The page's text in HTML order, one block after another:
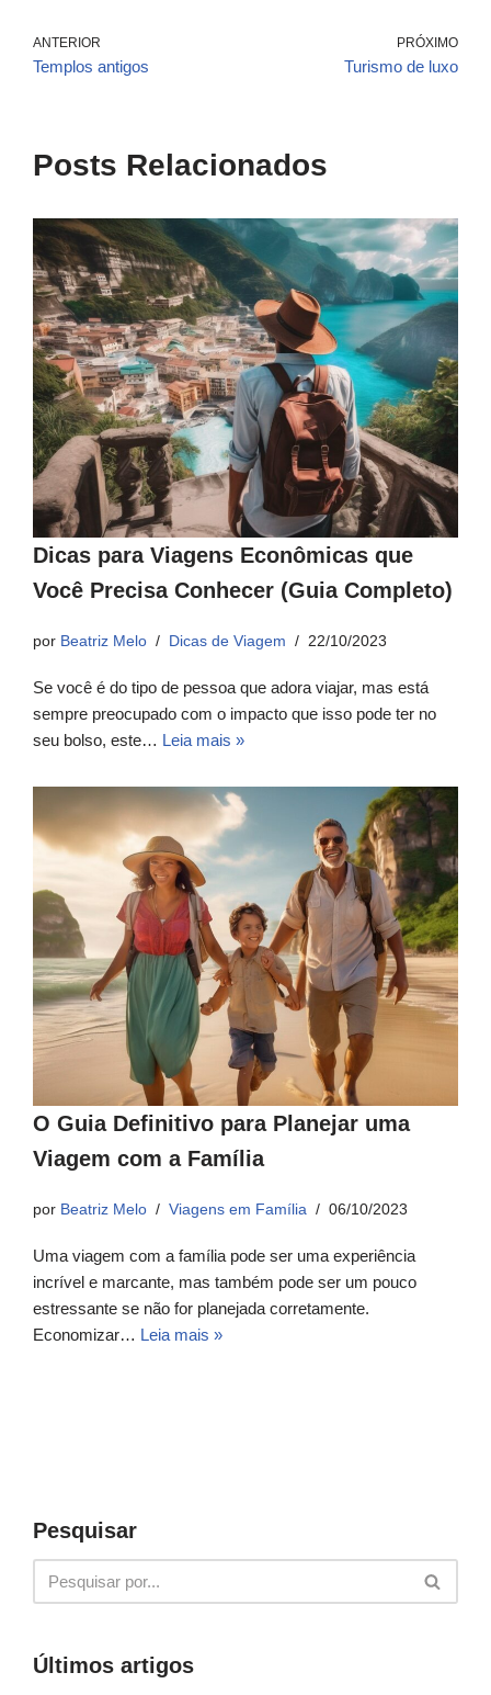
ANTERIOR
Templos antigos
PRÓXIMO
Turismo de luxo
Posts Relacionados
Dicas para Viagens Econômicas que
Você Precisa Conhecer (Guia Completo)
por Beatriz Melo Dicas de Viagem 22/10/2023
Se você é do tipo de pessoa que adora viajar, mas está
sempre preocupado com o impacto que isso pode ter no
seu bolso, este… Leia mais »
O Guia Definitivo para Planejar uma
Viagem com a Família
por Beatriz Melo Viagens em Família 06/10/2023
Uma viagem com a família pode ser uma experiência
incrível e marcante, mas também pode ser um pouco
estressante se não for planejada corretamente.
Economizar… Leia mais »
Pesquisar
Últimos artigos